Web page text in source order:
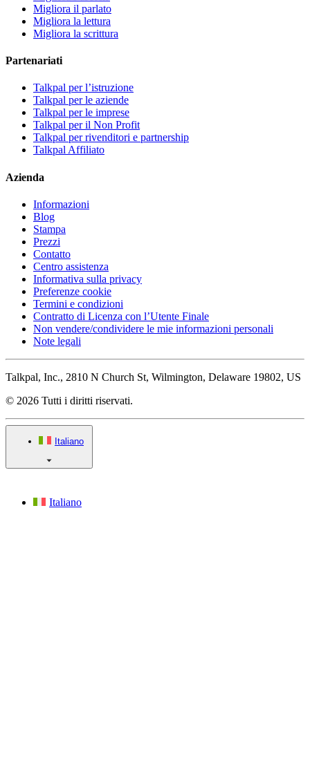
Migliora il parlato
Migliora la lettura
Migliora la scrittura
Partenariati
Talkpal per l’istruzione
Talkpal per le aziende
Talkpal per le imprese
Talkpal per il Non Profit
Talkpal per rivenditori e partnership
Talkpal Affiliato
Azienda
Informazioni
Blog
Stampa
Prezzi
Contatto
Centro assistenza
Informativa sulla privacy
Preferenze cookie
Termini e condizioni
Contratto di Licenza con l’Utente Finale
Non vendere/condividere le mie informazioni personali
Note legali
Talkpal, Inc., 2810 N Church St, Wilmington, Delaware 19802, US
© 2026 Tutti i diritti riservati.
Italiano
Italiano